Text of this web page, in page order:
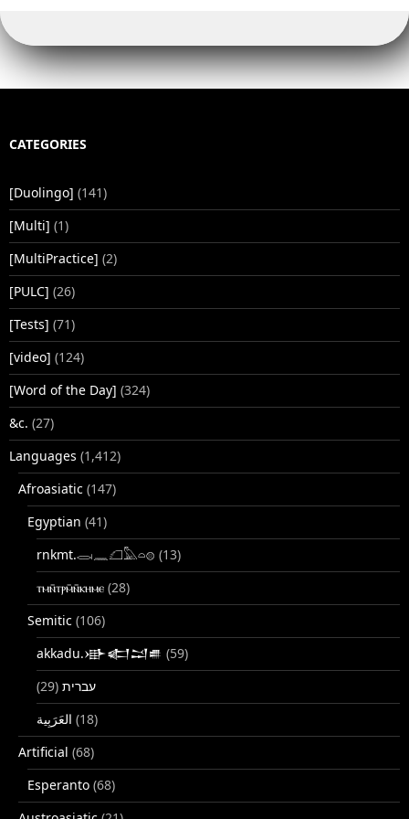
CATEGORIES
[Duolingo] (141)
[Multi] (1)
[MultiPractice] (2)
[PULC] (26)
[Tests] (71)
[video] (124)
[Word of the Day] (324)
&c. (27)
Languages (1,412)
Afroasiatic (147)
Egyptian (41)
rnkmt.𓂋𓏺𓈖𓆎𓅓𓏏𓊖 (13)
ⲧⲙⲛ̄ⲧⲣⲙ̄ⲛ̄ⲕⲏⲙⲉ (28)
Semitic (106)
akkadu.𒀝𒅗𒁺𒌑 (59)
עברית (29)
(18)
Artificial (68)
Esperanto (68)